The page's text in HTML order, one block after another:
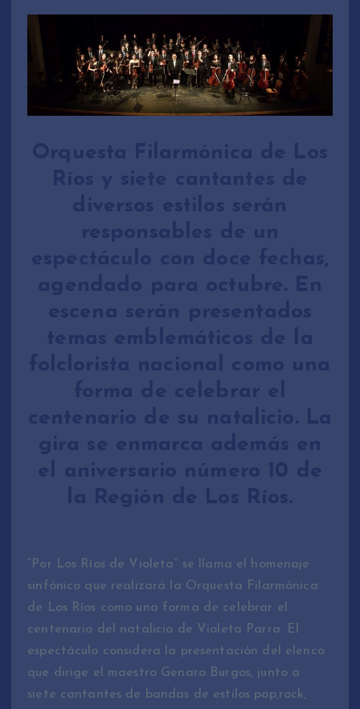
Orquesta Filarmónica de Los
Ríos y siete cantantes de
diversos estilos serán
responsables de un
espectáculo con doce fechas,
agendado para octubre. En
escena serán presentados
temas emblemáticos de la
folclorista nacional como una
forma de celebrar el
centenario de su natalicio. La
gira se enmarca además en
el aniversario número 10 de
la Región de Los Ríos.
“Por Los Ríos de Violeta” se llama el homenaje
sinfónico que realizará la Orquesta Filarmónica
de Los Ríos como una forma de celebrar el
centenario del natalicio de Violeta Parra. El
espectáculo considera la presentación del elenco
que dirige el maestro Genaro Burgos, junto a
siete cantantes de bandas de estilos pop,rock,